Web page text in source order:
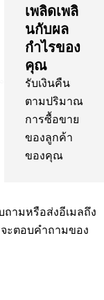
เพลิดเพลิ
นกับผล
กำไรของ
คุณ
รับเงินคืน
ตามปริมาณ
การซื้อขาย
ของลูกค้า
ของคุณ
ามหรือส่งอีเมลถึง
จะตอบคำถามของ